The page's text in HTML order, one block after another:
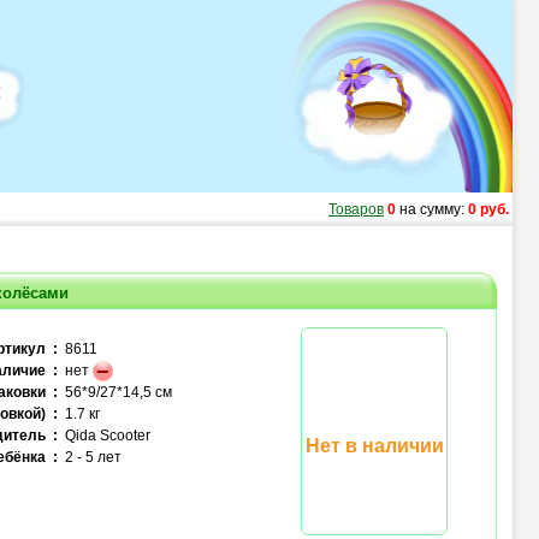
Товаров 0 на сумму: 0 руб.
: 8611
: нет
: 56*9/27*14,5 см
: 1.7 кг
: Qida Scooter
: 2 - 5 лет
Нет в наличии